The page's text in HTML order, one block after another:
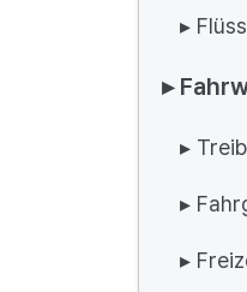
▸
▸
▸
▸
▸